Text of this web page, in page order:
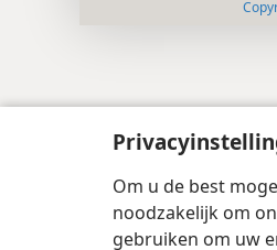
Om u de best
noodzakelijk om
gebruiken om uw